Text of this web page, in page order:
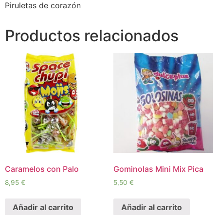
Piruletas de corazón
Productos relacionados
Caramelos con Palo
8,95 €
Añadir al carrito
Gominolas Mini Mix Pica
5,50 €
Añadir al carrito